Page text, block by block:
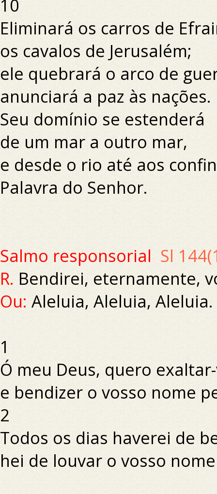
10
Eliminará os carros de
os cavalos de Jerusalém;
ele quebrará o arco de
anunciará a paz às nações.
Seu domínio se estenderá
de um mar a outro mar,
e desde o rio até aos
Palavra do Senhor.
Salmo responsorial Sl
R. Bendirei, eternamente,
Ou: Aleluia, Aleluia, Aleluia.
1
Ó meu Deus, quero
e bendizer o vosso nome
2
Todos os dias haverei de
hei de louvar o vosso